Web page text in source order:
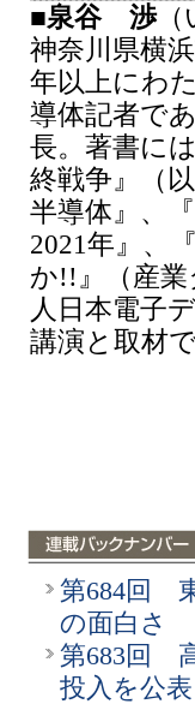
■泉谷 渉（
神奈川県横
年以上にわ
導体記者で
長。著書に
終戦争』（
半導体』、
2021年』、
か!!』（産
人日本電子
講演と取材
第684回
の面白さ
第683回
投入を公表